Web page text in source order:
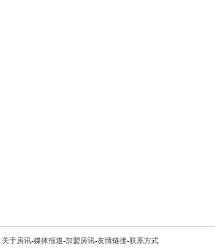
关于房讯-媒体报道-加盟房讯-友情链接-联系方式